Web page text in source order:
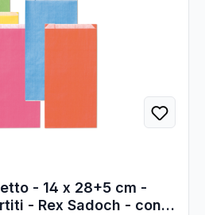
- 14 x 28+5 cm -
- Rex Sadoch - conf.